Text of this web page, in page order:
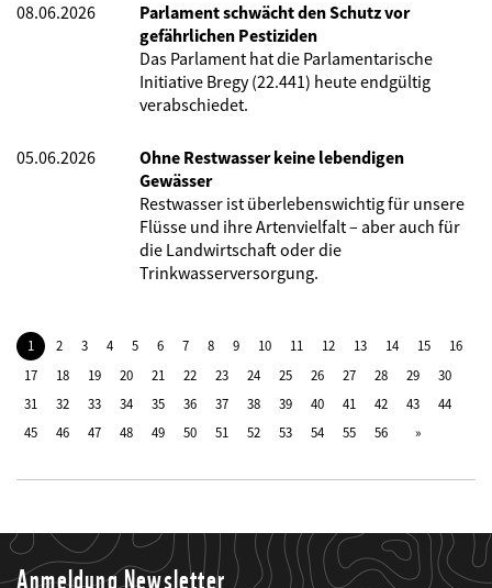
08.06.2026
Parlament schwächt den Schutz vor
gefährlichen Pestiziden
Das Parlament hat die Parlamentarische
Initiative Bregy (22.441) heute endgültig
verabschiedet.
05.06.2026
Ohne Restwasser keine lebendigen
Gewässer
Restwasser ist überlebenswichtig für unsere
Flüsse und ihre Artenvielfalt – aber auch für
die Landwirtschaft oder die
Trinkwasserversorgung.
1 2 3 4 5 6 7 8 9 10 11 12 13 14 15
16
17
18 19 20 21 22 23 24 25 26 27 28 29
30
31
32 33 34 35 36 37 38 39 40 41 42 43
44
45
46 47 48 49 50 51 52 53 54 55 56
Anmeldung Newsletter